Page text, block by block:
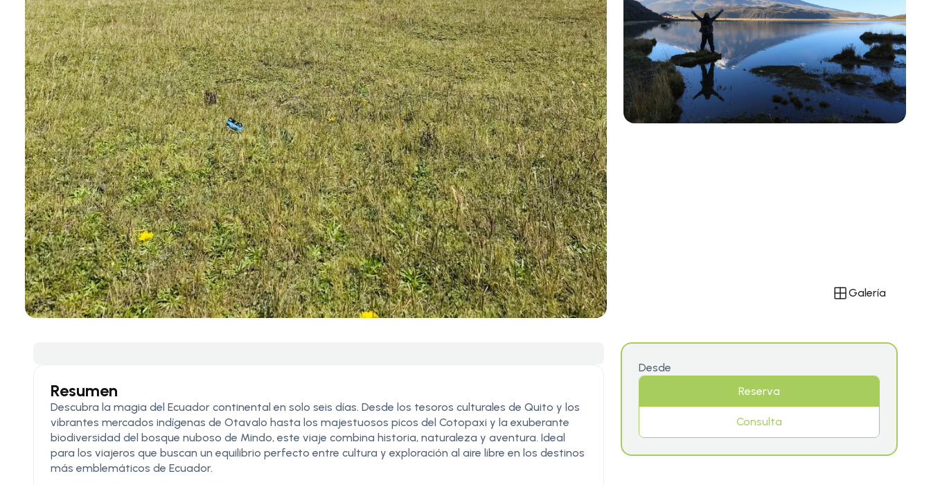
Galería
Resumen
Descubra la magia del Ecuador continental en solo seis días. Desde los tesoros culturales de Quito y los
vibrantes mercados indígenas de Otavalo hasta los majestuosos picos del Cotopaxi y la exuberante
biodiversidad del bosque nuboso de Mindo, este viaje combina historia, naturaleza y aventura. Ideal
para los viajeros que buscan un equilibrio perfecto entre cultura y exploración al aire libre en los destinos
más emblemáticos de Ecuador.
Desde
Reserva
Consulta